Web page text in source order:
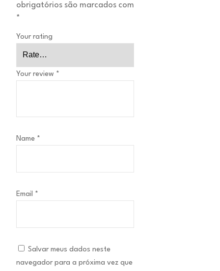
obrigatórios são marcados com
*
Your rating
Your review *
Name *
Email *
Salvar meus dados neste
navegador para a próxima vez que